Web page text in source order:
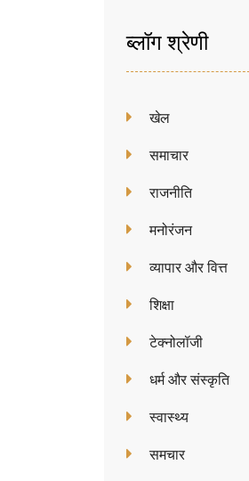
ब्लॉग श्रेणी
खेल
समाचार
राजनीति
मनोरंजन
व्यापार और वित्त
शिक्षा
टेक्नोलॉजी
धर्म और संस्कृति
स्वास्थ्य
समचार